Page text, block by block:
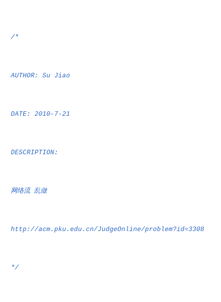
/*
AUTHOR: Su Jiao
DATE: 2010-7-21
DESCRIPTION:
网络流 乱做
http://acm.pku.edu.cn/JudgeOnline/problem?id=3308
*/